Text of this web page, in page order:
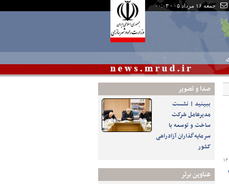
جمعه ۱۶ مرداد ۰۵ - ۰۰:۰۳
صدا و تصوير
ببینید | نشست
مدیرعامل شرکت
ساخت و توسعه با
سرمایه‌گذاران آزادراهی
کشور
عناوین برتر